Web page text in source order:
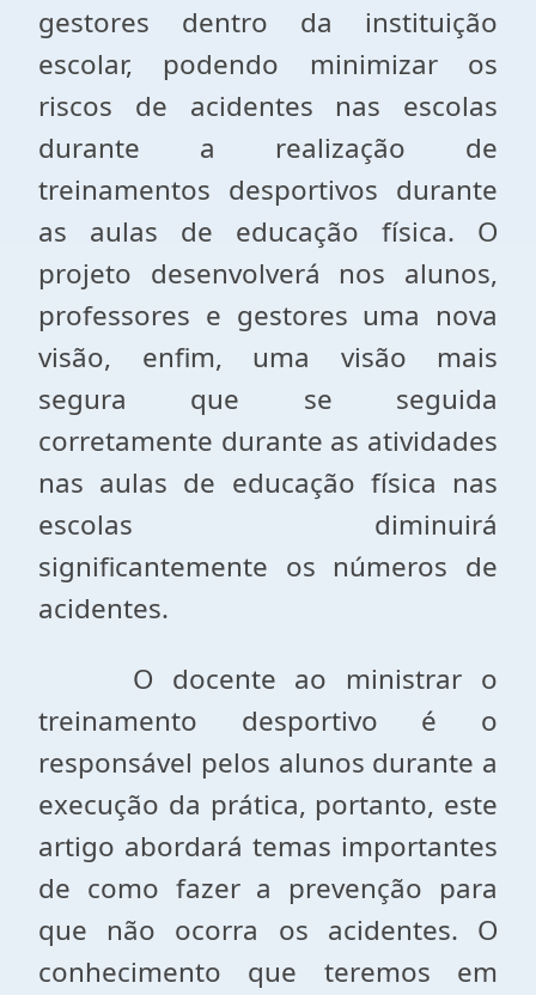
gestores dentro da instituição
escolar, podendo minimizar os
riscos de acidentes nas escolas
durante a realização de
treinamentos desportivos durante
as aulas de educação física. O
projeto desenvolverá nos alunos,
professores e gestores uma nova
visão, enfim, uma visão mais
segura que se seguida
corretamente durante as atividades
nas aulas de educação física nas
escolas diminuirá
significantemente os números de
acidentes.
O docente ao ministrar o
treinamento desportivo é o
responsável pelos alunos durante a
execução da prática, portanto, este
artigo abordará temas importantes
de como fazer a prevenção para
que não ocorra os acidentes. O
conhecimento que teremos em